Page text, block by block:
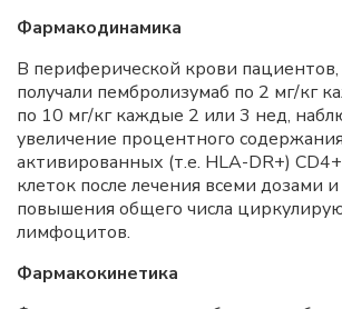
Фармакодинамика
В периферической крови
получали пембролизумаб по 2 мг/кг
по 10 мг/кг каждые 2 или 3 нед,
увеличение процентного содержания
активированных (т.е. HLA-DR+)
клеток после лечения всеми дозами
повышения общего числа
лимфоцитов.
Фармакокинетика